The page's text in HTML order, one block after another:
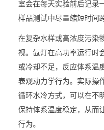
室会在每天实验前后记录
样品测试中尽量缩短时间
在复杂水样或高浓度污染
视。氙灯在高功率运行时
或冷却不足，反应体系温
表观动力学行为。实际操
循环水冷方式，可以在不
保持体系温度稳定，从而
行为。